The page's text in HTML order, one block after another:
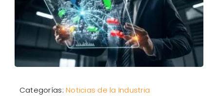
Categorías:Noticias de la Industria